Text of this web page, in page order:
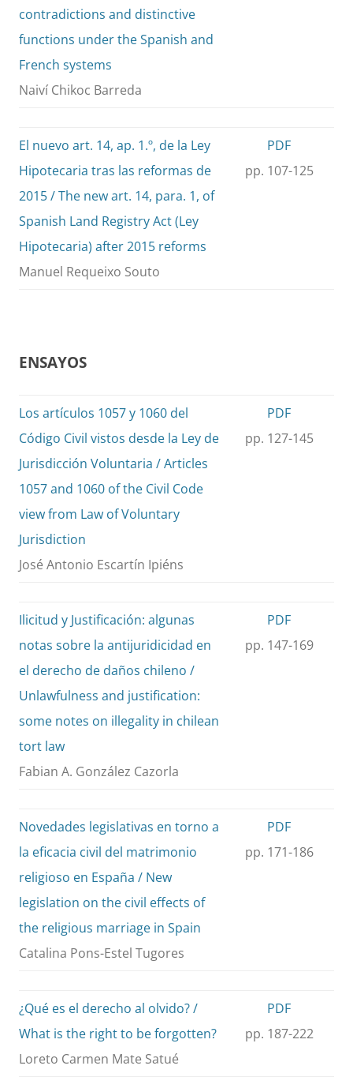
contradictions and distinctive
functions under the Spanish and
French systems
Naiví Chikoc Barreda
El nuevo art. 14, ap. 1.º, de la Ley
Hipotecaria tras las reformas de
2015 / The new art. 14, para. 1, of
Spanish Land Registry Act (Ley
Hipotecaria) after 2015 reforms
Manuel Requeixo Souto
PDF
pp. 107-125
ENSAYOS
Los artículos 1057 y 1060 del
Código Civil vistos desde la Ley de
Jurisdicción Voluntaria / Articles
1057 and 1060 of the Civil Code
view from Law of Voluntary
Jurisdiction
José Antonio Escartín Ipiéns
PDF
pp. 127-145
Ilicitud y Justificación: algunas
notas sobre la antijuridicidad en
el derecho de daños chileno /
Unlawfulness and justification:
some notes on illegality in chilean
tort law
Fabian A. González Cazorla
PDF
pp. 147-169
Novedades legislativas en torno a
la eficacia civil del matrimonio
religioso en España / New
legislation on the civil effects of
the religious marriage in Spain
Catalina Pons-Estel Tugores
PDF
pp. 171-186
¿Qué es el derecho al olvido? /
What is the right to be forgotten?
Loreto Carmen Mate Satué
PDF
pp. 187-222